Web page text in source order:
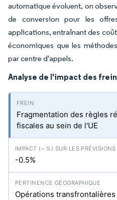
automatique évoluent, on
de conversion pour les
applications, entraînant des
économiques que les
par centre d'appels.
Analyse de l'impact des
Fragmentation des règles
fiscales au sein de l'UE
-0.5%
Opérations transfrontalières